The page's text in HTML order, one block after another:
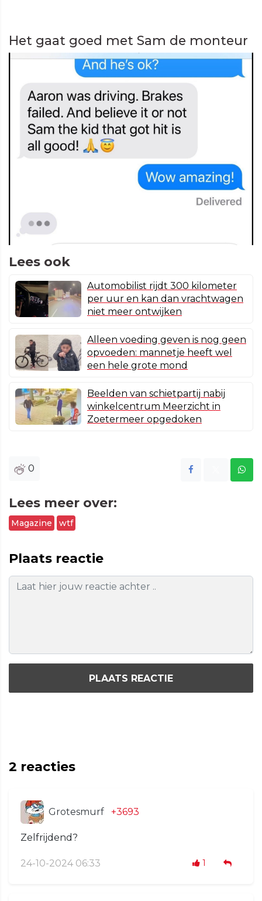
Het gaat goed met Sam de monteur
Lees ook
Automobilist rijdt 300 kilometer
per uur en kan dan vrachtwagen
niet meer ontwijken
Alleen voeding geven is nog geen
opvoeden: mannetje heeft wel
een hele grote mond
Beelden van schietpartij nabij
winkelcentrum Meerzicht in
Zoetermeer opgedoken
0
Lees meer over:
Magazine wtf
Plaats reactie
PLAATS REACTIE
2 reacties
Grotesmurf +3693
Zelfrijdend?
24-10-2024 06:33 1